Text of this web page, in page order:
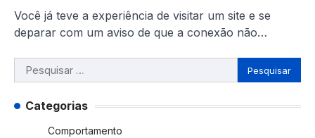
Você já teve a experiência de visitar um site e se
deparar com um aviso de que a conexão não…
Pesquisar
por:
Categorias
Comportamento